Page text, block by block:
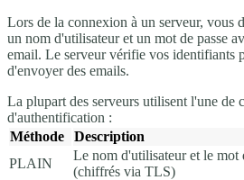
Lors de la connexion à un serveur, vous
un nom d'utilisateur et un mot de passe
email. Le serveur vérifie vos identifiants
d'envoyer des emails.
La plupart des serveurs utilisent l'une de
d'authentification :
Méthode
Description
PLAIN
Le nom d'utilisateur et le mot
(chiffrés via TLS)